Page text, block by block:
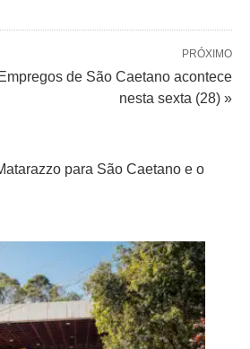
PRÓXIMO
de São Caetano acontece
nesta sexta (28) »
para São Caetano e o